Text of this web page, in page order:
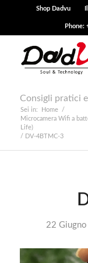
Shop Dadvu
Phone:
Consigli pratici
Sei in: Home
/
Microcamera Wifi a
Life)
/ DV-4BTMC-3
22